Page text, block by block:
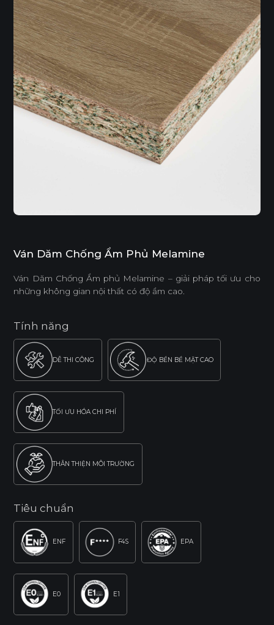
Ván Dăm Chống Ẩm Phủ Melamine
Ván Dăm Chống Ẩm phủ Melamine – giải pháp tối ưu cho
những không gian nội thất có độ ẩm cao.
Tính năng
DỄ THI CÔNG ĐỘ BỀN BỀ MẶT CAO
TỐI ƯU HÓA CHI PHÍ
THÂN THIỆN MÔI TRƯỜNG
Tiêu chuẩn
ENF F4S EPA
E0 E1